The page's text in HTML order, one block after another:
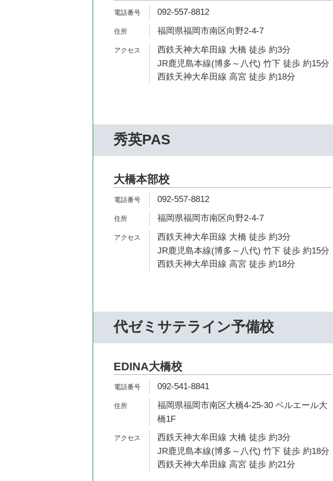
092-557-8812
福岡県福岡市南区向野2-4-7
西鉄天神大牟田線 大橋 徒歩 約3分
JR鹿児島本線(博多～八代) 竹下 徒歩 約15分
西鉄天神大牟田線 高宮 徒歩 約18分
秀英PAS
大橋本部校
092-557-8812
福岡県福岡市南区向野2-4-7
西鉄天神大牟田線 大橋 徒歩 約3分
JR鹿児島本線(博多～八代) 竹下 徒歩 約15分
西鉄天神大牟田線 高宮 徒歩 約18分
代ゼミサテライン予備校
EDINA大橋校
092-541-8841
福岡県福岡市南区大橋4-25-30 ベルエール大
橋1F
西鉄天神大牟田線 大橋 徒歩 約3分
JR鹿児島本線(博多～八代) 竹下 徒歩 約18分
西鉄天神大牟田線 高宮 徒歩 約21分